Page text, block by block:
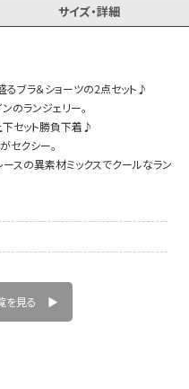
サイズ・詳細
るブラ＆ショーツの2点セット♪
のランジェリー。
下セット勝負下着♪
セクシー。
スの異素材ミックスでクールなラン
覧を見る ▶